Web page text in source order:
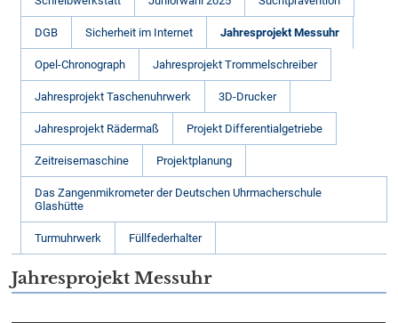
DGB Sicherheit im Internet Jahresprojekt Messuhr
Opel-Chronograph Jahresprojekt Trommelschreiber
Jahresprojekt Taschenuhrwerk 3D-Drucker
Jahresprojekt Rädermaß Projekt Differentialgetriebe
Zeitreisemaschine Projektplanung
Das Zangenmikrometer der Deutschen Uhrmacherschule
Glashütte
Turmuhrwerk Füllfederhalter
Jahresprojekt Messuhr